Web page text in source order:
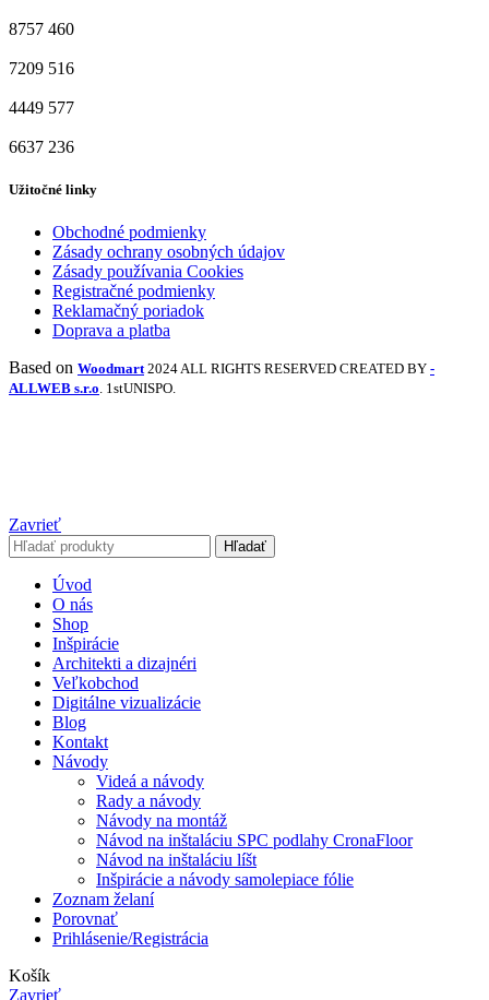
8757 460
7209 516
4449 577
6637 236
Užitočné linky
Obchodné podmienky
Zásady ochrany osobných údajov
Zásady používania Cookies
Registračné podmienky
Reklamačný poriadok
Doprava a platba
Based on Woodmart 2024 ALL RIGHTS RESERVED CREATED BY -
ALLWEB s.r.o. 1stUNISPO.
Zavrieť
Hľadať
Úvod
O nás
Shop
Inšpirácie
Architekti a dizajnéri
Veľkobchod
Digitálne vizualizácie
Blog
Kontakt
Návody
Videá a návody
Rady a návody
Návody na montáž
Návod na inštaláciu SPC podlahy CronaFloor
Návod na inštaláciu líšt
Inšpirácie a návody samolepiace fólie
Zoznam želaní
Porovnať
Prihlásenie/Registrácia
Košík
Zavrieť